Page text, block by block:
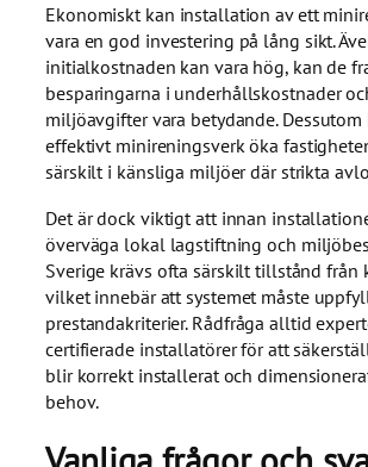
Ekonomiskt kan installation av ett
vara en god investering på lång sikt.
initialkostnaden kan vara hög, kan de
besparingarna i underhållskostnader
miljöavgifter vara betydande.
effektivt minireningsverk öka
särskilt i känsliga miljöer där strikta
Det är dock viktigt att innan
överväga lokal lagstiftning och
Sverige krävs ofta särskilt tillstånd från
vilket innebär att systemet måste
prestandakriterier. Rådfråga alltid
certifierade installatörer för att
blir korrekt installerat och
behov.